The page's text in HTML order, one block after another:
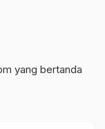
yang bertanda